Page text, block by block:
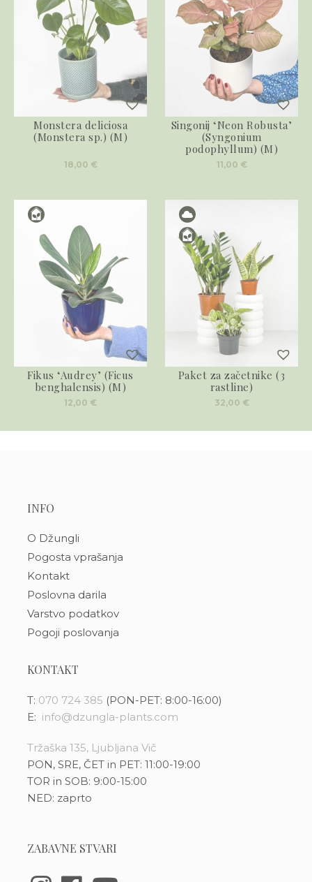
Monstera deliciosa
(Monstera sp.) (M)
18,00 €
Singonij ‘Neon Robusta’
(Syngonium
podophyllum) (M)
11,00 €
Fikus ‘Audrey’ (Ficus
benghalensis) (M)
12,00 €
Paket za začetnike (3
rastline)
32,00 €
INFO
O Džungli
Pogosta vprašanja
Kontakt
Poslovna darila
Varstvo podatkov
Pogoji poslovanja
KONTAKT
T: 070 724 385 (PON-PET: 8:00-16:00)
E: info@dzungla-plants.com
Tržaška 135, Ljubljana Vič
PON, SRE, ČET in PET: 11:00-19:00
TOR in SOB: 9:00-15:00
NED: zaprto
ZABAVNE STVARI